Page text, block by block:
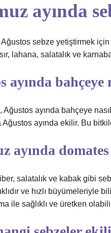
ayında
Ağustos sebze yetiştirmek
lahana, salatalık ve
ayında
Ağustos ayında bahçeye
Ağustos ayında ekilir. Bu
ayında
salatalık ve kabak gibi
ve hızlı
ile sağlıklı ve üretken